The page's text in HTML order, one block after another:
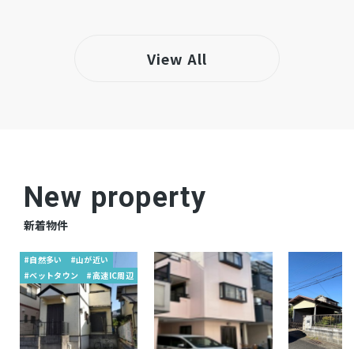
View All
New property
新着物件
#自然多い
#山が近い
#ベットタウン
#高速IC周辺